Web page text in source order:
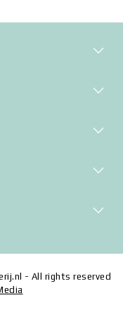
- All rights reserved